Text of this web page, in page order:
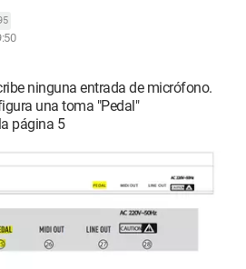
ninguna entrada de micrófono.
una toma "Pedal"
página 5